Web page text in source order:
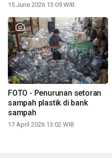
15 June 2026 13:09 WIB
FOTO - Penurunan setoran
sampah plastik di bank
sampah
17 April 2026 13:02 WIB